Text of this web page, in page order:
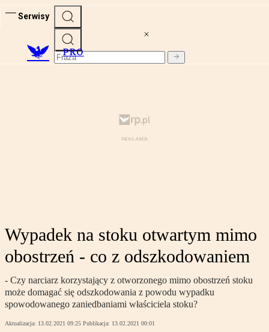
Serwisy
PRO
Wypadek na stoku otwartym mimo
obostrzeń - co z odszkodowaniem
- Czy narciarz korzystający z otworzonego mimo obostrzeń stoku
może domagać się odszkodowania z powodu wypadku
spowodowanego zaniedbaniami właściciela stoku?
Aktualizacja: 13.02.2021 09:25 Publikacja: 13.02.2021 00:01